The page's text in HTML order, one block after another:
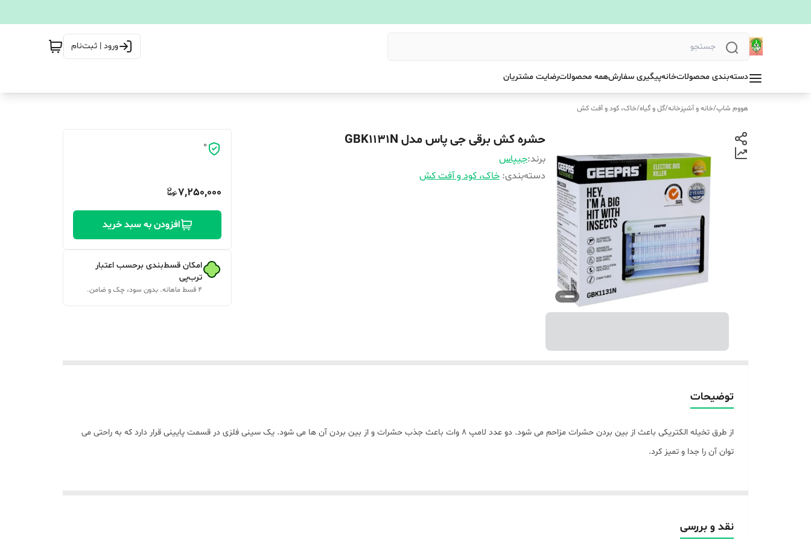
ورود | ثبت‌نام
دسته‌بندی محصولاتخانهپیگیری سفارشهمه محصولاترضایت مشتریان
هووم شاپ/خانه و آشپزخانه/گل و گیاه/خاک، کود و آفت کش
حشره کش برقی جی پاس مدل GBK1131N
برند:جیپاس
دسته‌بندی: خاک، کود و آفت کش
0
7,250,000
افزودن به سبد خرید
امکان قسط‌بندی برحسب اعتبار
ترب‌پی
۴ قسط ماهانه. بدون سود، چک و ضامن.
توضیحات
از طرق تخیله الکتریکی باعث از بین بردن حشرات مزاحم می شود. دو عدد لامپ 8 وات باعث جذب حشرات و از بین بردن آن ها می شود. یک سینی فلزی در قسمت پایینی قرار دارد که به راحتی می
توان آن را جدا و تمیز کرد.
نقد و بررسی